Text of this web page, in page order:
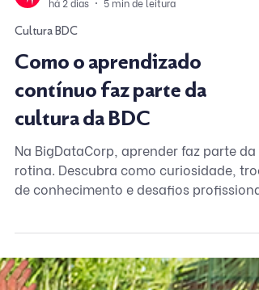
BigDataCorp
Cultura BDC
Como o aprendizado
contínuo faz parte da
cultura da BDC
Na BigDataCorp, aprender faz parte da
evolução contínua.